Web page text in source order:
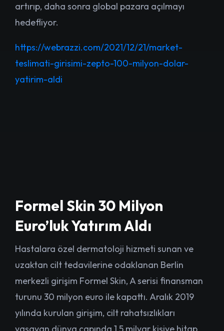
artırıp, daha sonra global pazara açılmayı
hedefliyor.
https://webrazzi.com/2021/12/21/market-
teslimati-girisimi-zepto-100-milyon-dolar-
yatirim-aldi
Formel Skin 30 Milyon
Euro’luk Yatırım Aldı
Hastalara özel dermatoloji hizmeti sunan ve
uzaktan cilt tedavilerine odaklanan Berlin
merkezli girişim Formel Skin, A serisi finansman
turunu 30 milyon euro ile kapattı. Aralık 2019
yılında kurulan girişim, cilt rahatsızlıkları